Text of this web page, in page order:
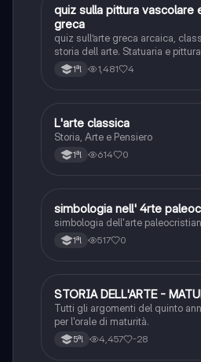
QStoria dell'arte
quiz sulla pittura vascolare
greca
quiz sull’arte greca arcaica,
storia dell arte. Statuaria e
1ªl 1,481 4
LStoria dell'arte
L'arte classica
Storia, Arte e Pensiero
1ªl 614 0
SStoria dell'arte
simbologia nell' 4rte
simbologia dell'arte
1ªl 517 0
Storia dell'arte
STORIA DELL'ARTE -
Tutti gli argomenti del quinto
per l'orale di maturità.
5ªl 4,457 -28